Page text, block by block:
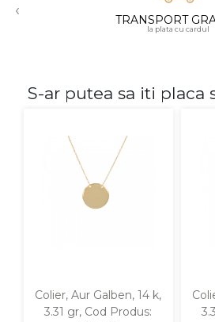
18K
Cu pietre
‹ TRANSPORT
la plata cu cardul
S-ar putea sa iti placa
Colier, Aur Galben, 14 k,
3.31 gr, Cod Produs: